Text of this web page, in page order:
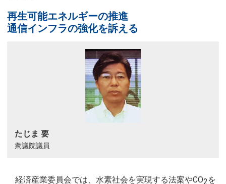
再生可能エネルギーの推進
通信インフラの強化を訴える
たじま 要
衆議院議員
経済産業委員会では、水素社会を実現する法案やCO2を